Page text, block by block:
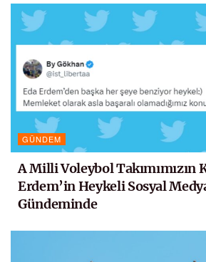
GÜNDEM
A Milli Voleybol Takımımızın
Erdem’in Heykeli Sosyal
Gündeminde